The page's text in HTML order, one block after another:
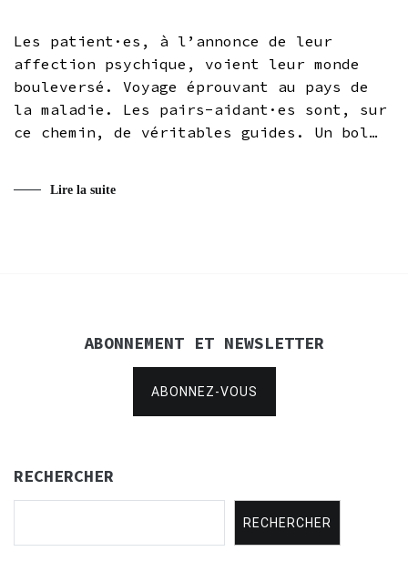
Les patient·es, à l’annonce de leur
affection psychique, voient leur monde
bouleversé. Voyage éprouvant au pays de
la maladie. Les pairs-aidant·es sont, sur
ce chemin, de véritables guides. Un bol…
Lire la suite
ABONNEMENT ET NEWSLETTER
ABONNEZ-VOUS
RECHERCHER
RECHERCHER